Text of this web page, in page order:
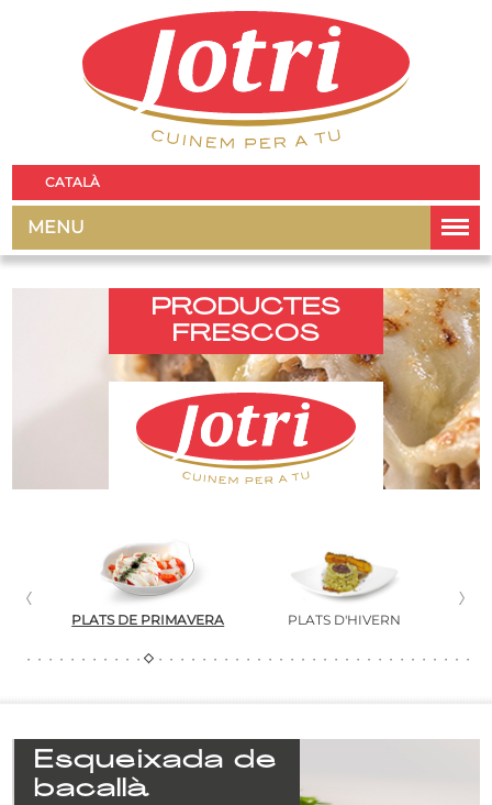
CATALÀ
MENU
PRODUCTES
FRESCOS
PLATS DE PRIMAVERA PLATS D'HIVERN
Esqueixada de
bacallà